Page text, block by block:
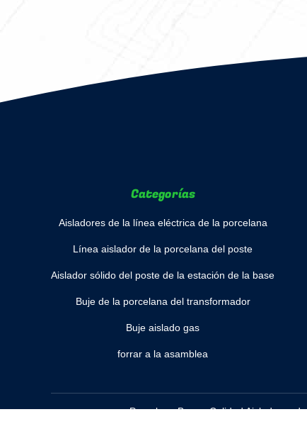
Categorías
Aisladores de la línea eléctrica de la porcelana
Línea aislador de la porcelana del poste
Aislador sólido del poste de la estación de la base
Buje de la porcelana del transformador
Buje aislado gas
forrar a la asamblea
Porcelana Bueno Calidad Aisladores